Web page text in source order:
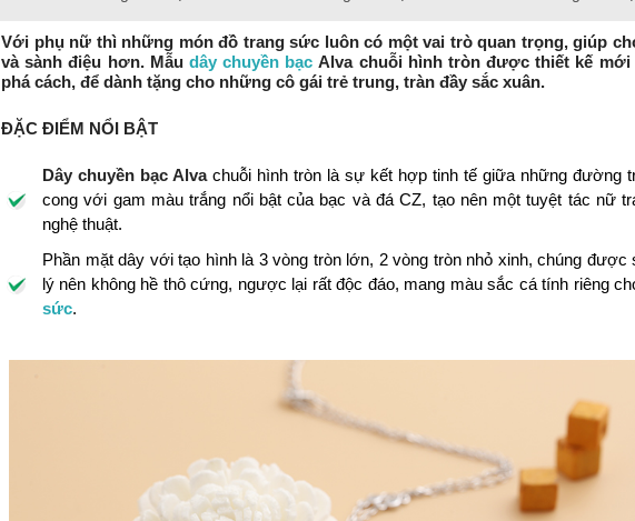
Với phụ nữ thì những món đồ trang sức luôn có một vai trò quan trọng, giúp
và sành điệu hơn. Mẫu dây chuyền bạc Alva chuỗi hình tròn được thiết kế mới
phá cách, để dành tặng cho những cô gái trẻ trung, tràn đầy sắc xuân.
ĐẶC ĐIỂM NỔI BẬT
Dây chuyền bạc Alvachuỗi hình tròn là sự kết hợp tinh tế giữa những đường
cong với gam màu trắng nổi bật của bạc và đá CZ, tạo nên một tuyệt tác nữ
nghệ thuật.
Phần mặt dây với tạo hình là 3 vòng tròn lớn, 2 vòng tròn nhỏ xinh, chúng được
lý nên không hề thô cứng, ngược lại rất độc đáo, mang màu sắc cá tính riêng
sức.